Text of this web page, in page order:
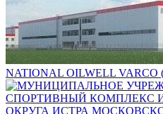
NATIONAL OILWELL